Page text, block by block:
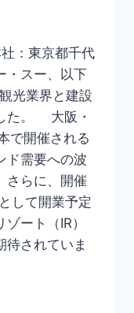
：東京都千代
・スー、以下
光業界と建設
た。 大阪・
で開催される
ド需要への波
さらに、開催
して開業予定
ート（IR）
待されていま